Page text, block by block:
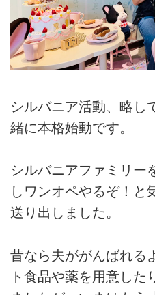
シルバニア活動、略し
緒に本格始動です。
シルバニアファミリー
しワンオペやるぞ！と
送り出しました。
昔なら夫ががんばれる
ト食品や薬を用意した